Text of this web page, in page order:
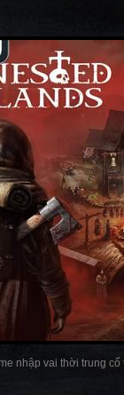
nhập vai thời trung cổ